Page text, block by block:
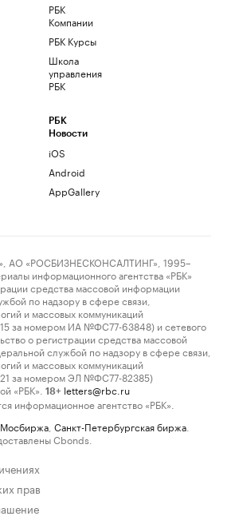
РБК
Компании
РБК Курсы
Школа
управления
РБК
РБК
Новости
iOS
Android
AppGallery
АО «РОСБИЗНЕСКОНСАЛТИНГ», 1995–
информационного агентства «РБК»
средства массовой информации
по надзору в сфере связи,
и массовых коммуникаций
за номером ИА №ФС77-63848) и сетевого
о регистрации средства массовой
службой по надзору в сфере связи,
и массовых коммуникаций
за номером ЭЛ №ФС77-82385)
«РБК».
18+ letters@rbc.ru
информационное агентство «РБК».
Мосбиржа Санкт-Петербургская биржа
Cbonds.
прав